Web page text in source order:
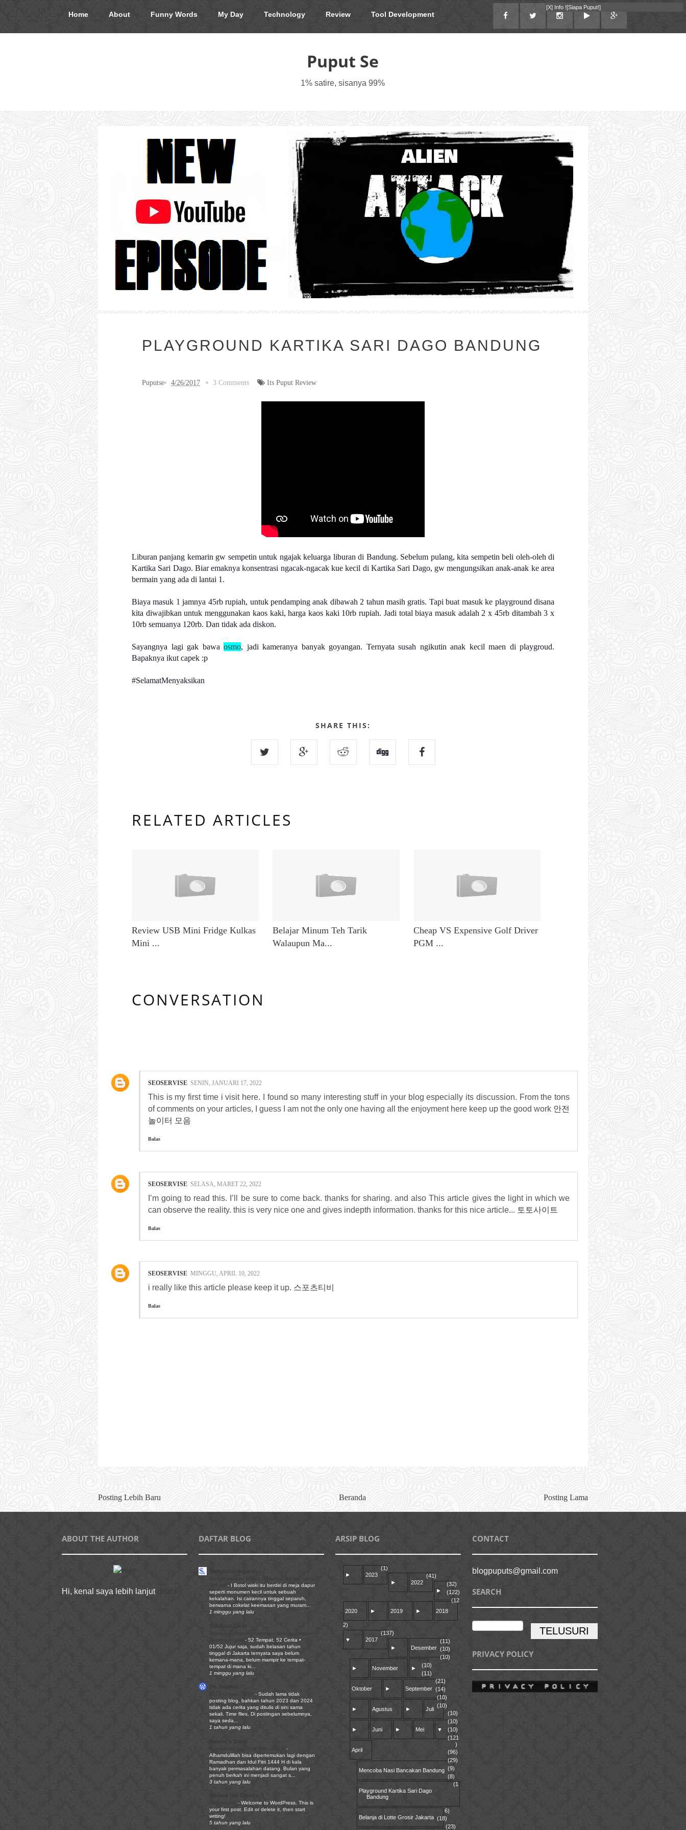
Home About Funny Words My Day Technology Review Tool Development
Puput Se
1% satire, sisanya 99%
PLAYGROUND KARTIKA SARI DAGO BANDUNG
Puputse 4/26/2017 3 Comments Its Puput Review
Liburan panjang kemarin gw sempetin untuk ngajak keluarga liburan di Bandung. Sebelum pulang, kita sempetin beli oleh-oleh di
Kartika Sari Dago. Biar emaknya konsentrasi ngacak-ngacak kue kecil di Kartika Sari Dago, gw mengungsikan anak-anak ke area
bermain yang ada di lantai 1.
Biaya masuk 1 jamnya 45rb rupiah, untuk pendamping anak dibawah 2 tahun masih gratis. Tapi buat masuk ke playground disana
kita diwajibkan untuk menggunakan kaos kaki, harga kaos kaki 10rb rupiah. Jadi total biaya masuk adalah 2 x 45rb ditambah 3 x
10rb semuanya 120rb. Dan tidak ada diskon.
Sayangnya lagi gak bawa osmo, jadi kameranya banyak goyangan. Ternyata susah ngikutin anak kecil maen di playgroud.
Bapaknya ikut capek :p
#SelamatMenyaksikan
SHARE THIS:
RELATED ARTICLES
Review USB Mini Fridge Kulkas
Mini ...
Belajar Minum Teh Tarik
Walaupun Ma...
Cheap VS Expensive Golf Driver
PGM ...
CONVERSATION
SEOSERVISE SENIN, JANUARI 17, 2022
This is my first time i visit here. I found so many interesting stuff in your blog especially its discussion. From the tons
of comments on your articles, I guess I am not the only one having all the enjoyment here keep up the good work 안전
놀이터 모음
Balas
SEOSERVISE SELASA, MARET 22, 2022
I’m going to read this. I’ll be sure to come back. thanks for sharing. and also This article gives the light in which we
can observe the reality. this is very nice one and gives indepth information. thanks for this nice article... 토토사이트
Balas
SEOSERVISE MINGGU, APRIL 10, 2022
i really like this article please keep it up. 스포츠티비
Balas
Posting Lebih Baru Posting Lama
Beranda
ABOUT THE AUTHOR
Hi, kenal saya lebih lanjut
DAFTAR BLOG
-
I Botol wiski itu berdiri di meja dapur
seperti monumen kecil untuk sebuah
kekalahan. Isi cairannya tinggal separuh,
berwarna cokelat keemasan yang muram...
1 minggu yang lalu
- 52 Tempat, 52 Cerita •
01/52 Jujur saja, sudah belasan tahun
tinggal di Jakarta ternyata saya belum
kemana-mana, belum mampir ke tempat-
tempat di mana ki...
1 minggu yang lalu
- Sudah lama tidak
posting blog, bahkan tahun 2023 dan 2024
tidak ada cerita yang ditulis di sini sama
sekali. Time flies. Di postingan sebelumnya,
saya seda...
1 tahun yang lalu
-
Alhamdulillah bisa dipertemukan lagi dengan
Ramadhan dan Idul Fitri 1444 H di kala
banyak permasalahan datang. Bulan yang
penuh berkah ini menjadi sangat s...
3 tahun yang lalu
- Welcome to WordPress. This is
your first post. Edit or delete it, then start
writing!
5 tahun yang lalu
ARSIP BLOG
► 2023
(1)
► 2022
(41)
►
2020
(32)
► 2019
(122)
► 2018
(12
2)
▼ 2017
(137)
► Desember
(11)
► November
(10)
►
Oktober
(10)
► September
(10)
► Agustus
(11)
► Juli
(21)
► Juni
(14)
► Mei
(10)
▼
April
(10)
Mencoba Nasi Bancakan Bandung
Playground Kartika Sari Dago
Bandung
Belanja di Lotte Grosir Jakarta
(10)
(10)
(10)
(121
)
(96)
(29)
(9)
(8)
(1
6)
(18)
(23)
CONTACT
blogpuputs@gmail.com
[X] Info ![Siapa Puput!]
SEARCH
PRIVACY POLICY